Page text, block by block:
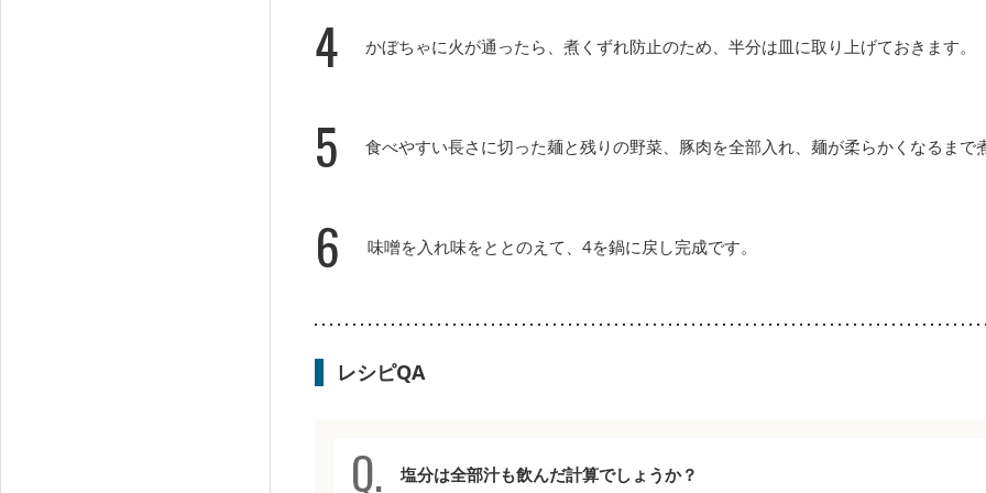
4 かぼちゃに火が通ったら、煮くずれ防止のため、半分は皿に取り上げておきます。
5 食べやすい長さに切った麺と残りの野菜、豚肉を全部入れ、麺が柔らかくなるまで
6 味噌を入れ味をととのえて、4を鍋に戻し完成です。
レシピQA
塩分は全部汁も飲んだ計算でしょうか？